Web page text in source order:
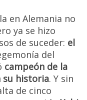
en Alemania no
ya se hizo
de suceder: el
del
campeón de la
su historia. Y sin
de cinco